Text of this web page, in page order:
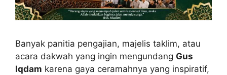
Banyak panitia pengajian, majelis taklim, atau
acara dakwah yang ingin mengundang Gus
Iqdam karena gaya ceramahnya yang inspiratif,